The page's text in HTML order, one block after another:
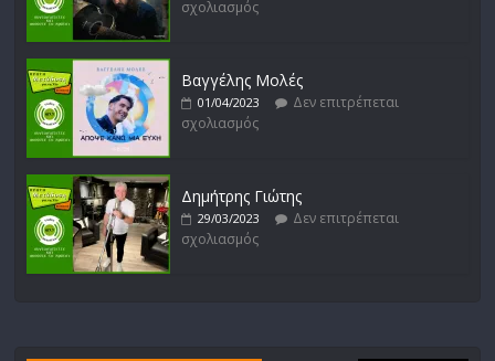
σχολιασμός
Βαγγέλης Μολές
01/04/2023
Δεν επιτρέπεται
σχολιασμός
Δημήτρης Γιώτης
29/03/2023
Δεν επιτρέπεται
σχολιασμός